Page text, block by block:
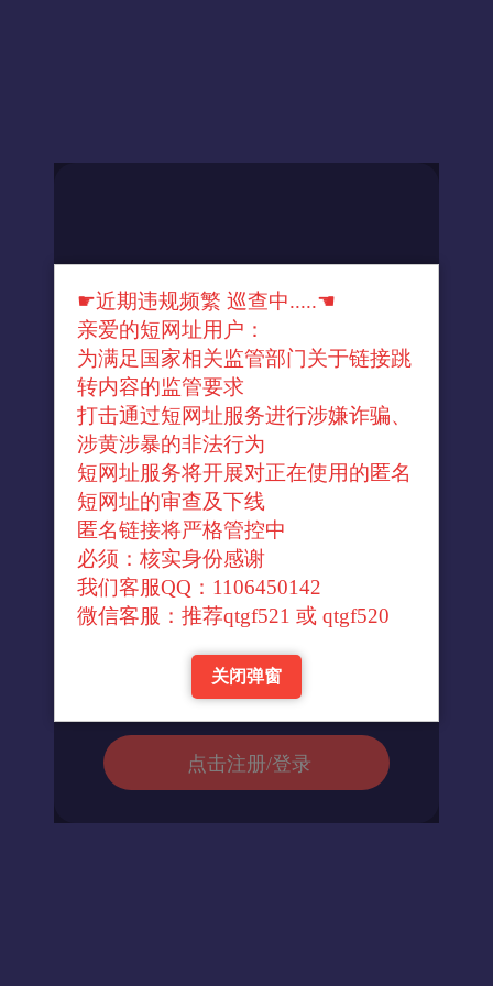
☛近期违规频繁 巡查中.....☚
亲爱的短网址用户：
为满足国家相关监管部门关于链接跳
转内容的监管要求
打击通过短网址服务进行涉嫌诈骗、
涉黄涉暴的非法行为
短网址服务将开展对正在使用的匿名
短网址的审查及下线
匿名链接将严格管控中
必须：核实身份感谢
我们客服QQ：1106450142
微信客服：推荐qtgf521 或 qtgf520
关闭弹窗
↓官方转换域名↓
进入url
返回首页
点击注册/登录